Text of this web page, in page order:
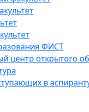
ФИСТ
центр открытого
в